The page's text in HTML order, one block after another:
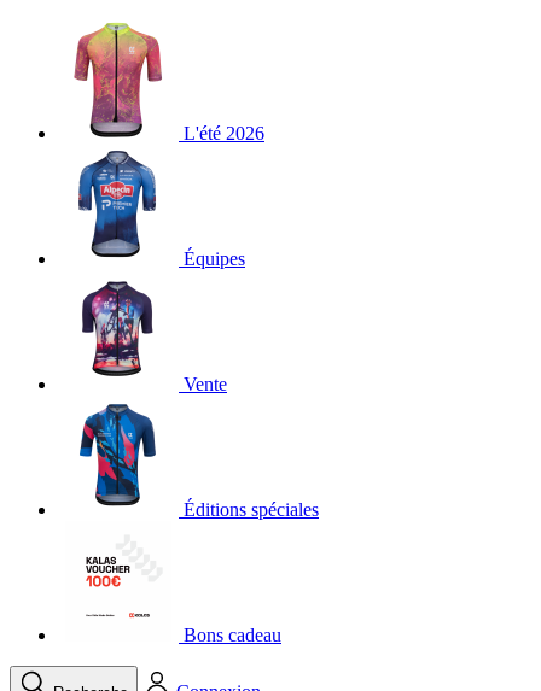
L'été 2026
Équipes
Vente
Éditions spéciales
Bons cadeau